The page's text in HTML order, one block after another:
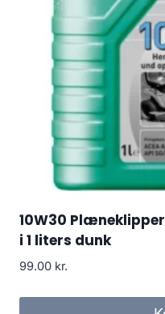
10W30
i 1 liters dunk
99.00 kr.